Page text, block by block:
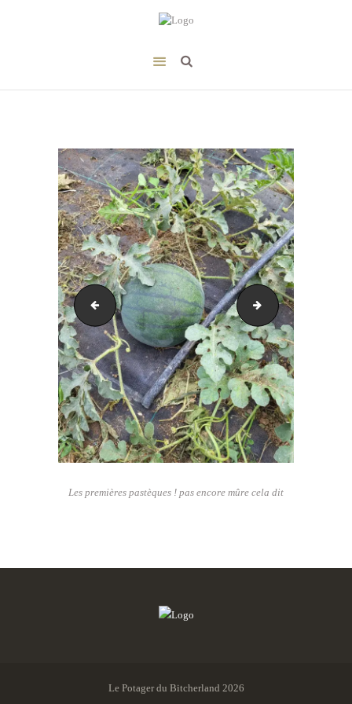
20220726_092230
Les premières pastèques ! pas encore mûre cela dit
Le Potager du Bitcherland 2026